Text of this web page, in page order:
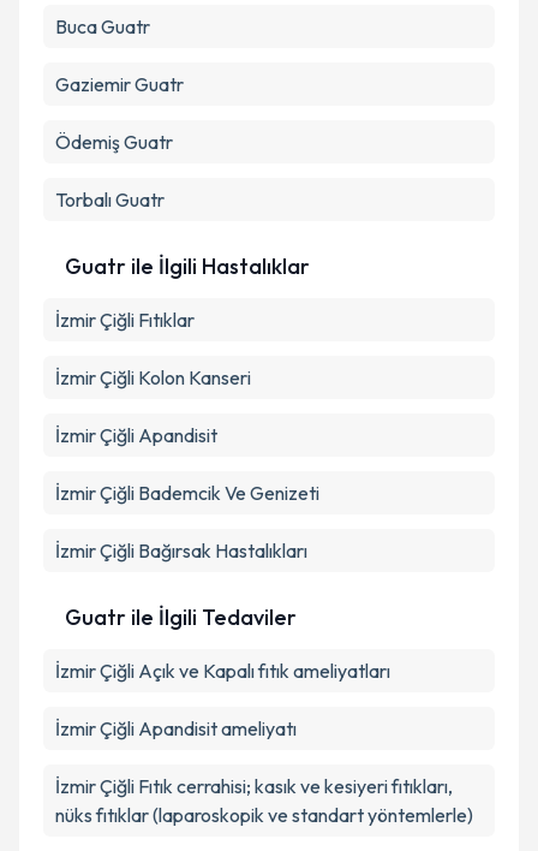
BucaGuatr
GaziemirGuatr
ÖdemişGuatr
TorbalıGuatr
Guatr ile İlgili Hastalıklar
İzmir Çiğli Fıtıklar
İzmir Çiğli Kolon Kanseri
İzmir Çiğli Apandisit
İzmir Çiğli Bademcik Ve Genizeti
İzmir Çiğli Bağırsak Hastalıkları
Guatr ile İlgili Tedaviler
İzmir Çiğli Açık ve Kapalı fıtık ameliyatları
İzmir Çiğli Apandisit ameliyatı
İzmir Çiğli Fıtık cerrahisi; kasık ve kesiyeri fıtıkları,
nüks fıtıklar (laparoskopik ve standart yöntemlerle)